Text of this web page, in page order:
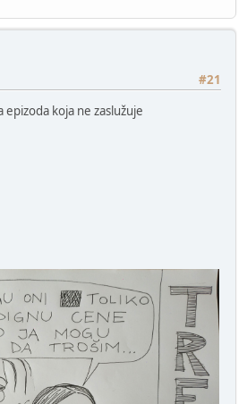
#21
epizoda koja ne zaslužuje